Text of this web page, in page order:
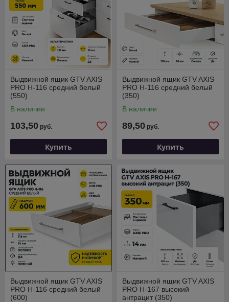
Выдвижной ящик GTV AXIS
PRO H-116 средний белый
(550)
В наличии
103,50 руб.
Купить
Выдвижной ящик GTV AXIS
PRO H-116 средний белый
(350)
В наличии
89,50 руб.
Купить
Выдвижной ящик GTV AXIS
PRO H-116 средний белый
(600)
Выдвижной ящик GTV AXIS
PRO H-167 высокий
антрацит (350)